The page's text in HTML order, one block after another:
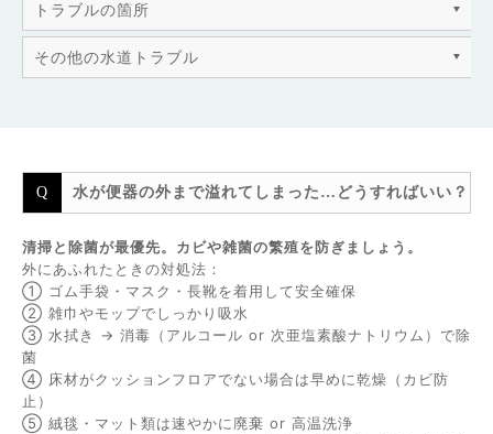
トラブルの箇所
その他の水道トラブル
水が便器の外まで溢れてしまった…どうすればいい？
清掃と除菌が最優先。カビや雑菌の繁殖を防ぎましょう。
外にあふれたときの対処法：
① ゴム手袋・マスク・長靴を着用して安全確保
② 雑巾やモップでしっかり吸水
③ 水拭き → 消毒（アルコール or 次亜塩素酸ナトリウム）で除
菌
④ 床材がクッションフロアでない場合は早めに乾燥（カビ防
止）
⑤ 絨毯・マット類は速やかに廃棄 or 高温洗浄